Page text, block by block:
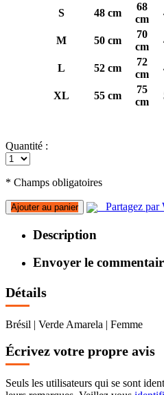
S
48 cm
68
cm
M 50 cm
70
cm
L 52 cm
72
cm
XL 55 cm
75
cm
Quantité :
* Champs obligatoires
Ajouter au panier Partagez par
Description
Envoyer le
Détails
Brésil | Verde Amarela | Femme
Écrivez votre propre avis
Seuls les utilisateurs qui se sont